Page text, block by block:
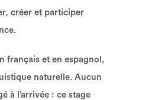
créer et participer
français et en espagnol,
naturelle. Aucun
à l’arrivée : ce stage